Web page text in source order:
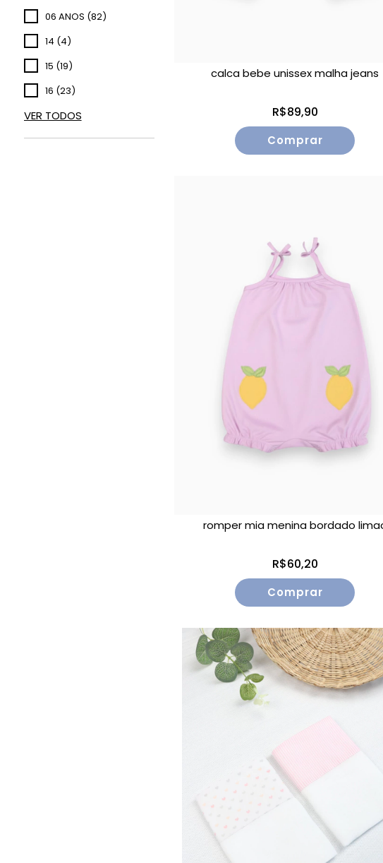
06 ANOS (82)
14 (4)
15 (19)
16 (23)
VER TODOS
calca bebe unissex malha jeans
R$89,90
Comprar
romper mia menina bordado
R$60,20
Comprar